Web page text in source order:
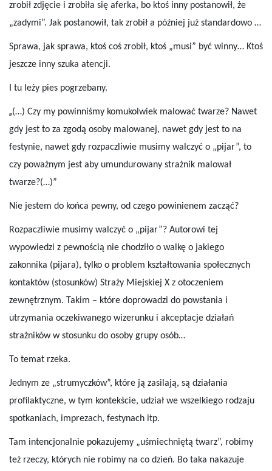
zrobił zdjęcie i zrobiła się aferka, bo ktoś inny postanowił, że
„zadymi”. Jak postanowił, tak zrobił a później już standardowo …
Sprawa, jak sprawa, ktoś coś zrobił, ktoś „musi” być winny… Ktoś
jeszcze inny szuka atencji.
I tu leży pies pogrzebany.
„(…) Czy my powinniśmy komukolwiek malować twarze? Nawet
gdy jest to za zgodą osoby malowanej, nawet gdy jest to na
festynie, nawet gdy rozpaczliwie musimy walczyć o „pijar”, to
czy poważnym jest aby umundurowany strażnik malował
twarze?(…)”
Nie jestem do końca pewny, od czego powinienem zacząć?
Rozpaczliwie musimy walczyć o „pijar”? Autorowi tej
wypowiedzi z pewnością nie chodziło o walkę o jakiego
zakonnika (pijara), tylko o problem kształtowania społecznych
kontaktów (stosunków) Straży Miejskiej X z otoczeniem
zewnętrznym. Takim – które doprowadzi do powstania i
utrzymania oczekiwanego wizerunku i akceptacje działań
strażników w stosunku do osoby grupy osób…
To temat rzeka.
Jednym ze „strumyczków”, które ją zasilają, są działania
profilaktyczne, w tym kontekście, udział we wszelkiego rodzaju
spotkaniach, imprezach, festynach itp.
Tam intencjonalnie pokazujemy „uśmiechniętą twarz”, robimy
też rzeczy, których nie robimy na co dzień. Bo taka nakazuje